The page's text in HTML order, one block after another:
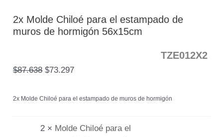
2x Molde Chiloé para el estampado de
muros de hormigón 56x15cm
TZE012X2
$87.638 $73.297
2x Molde Chiloé para el estampado de muros de hormigón
2 × Molde Chiloé para el